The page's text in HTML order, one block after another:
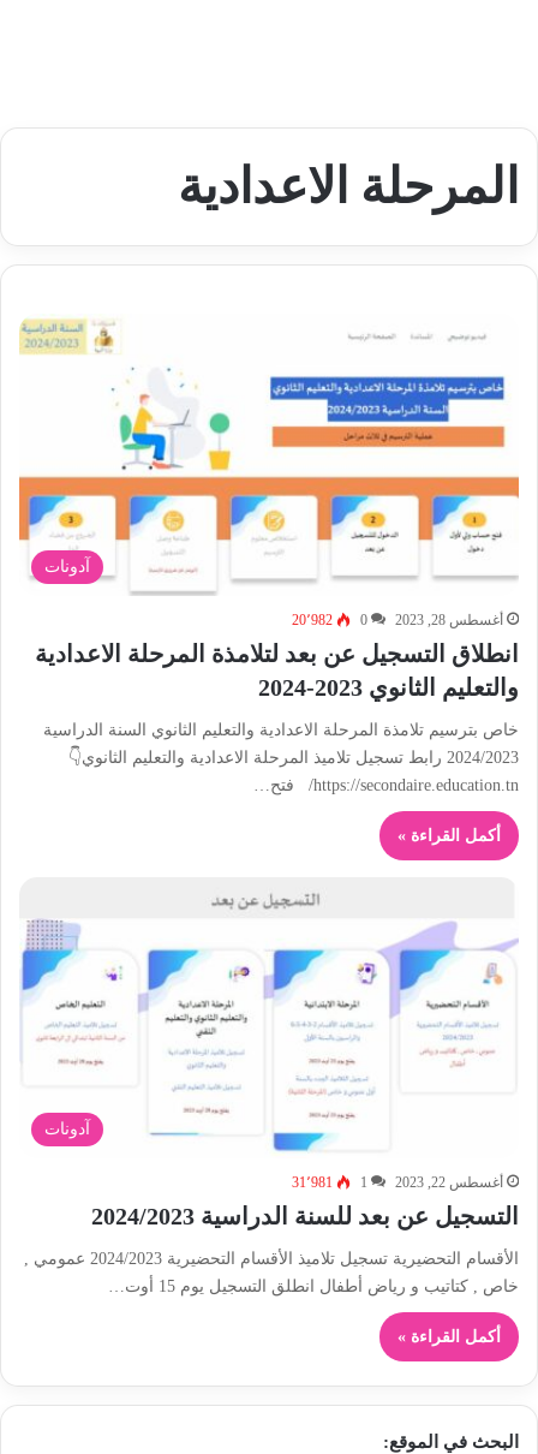
المرحلة الاعدادية
آدونات
أغسطس 28, 2023 0 20٬982
انطلاق التسجيل عن بعد لتلامذة المرحلة الاعدادية
والتعليم الثانوي 2023-2024
خاص بترسيم تلامذة المرحلة الاعدادية والتعليم الثانوي السنة الدراسية
2024/2023 رابط تسجيل تلاميذ المرحلة الاعدادية والتعليم الثانوي👇
https://secondaire.education.tn/ فتح…
أكمل القراءة »
آدونات
أغسطس 22, 2023 1 31٬981
التسجيل عن بعد للسنة الدراسية 2024/2023
الأقسام التحضيرية تسجيل تلاميذ الأقسام التحضيرية 2024/2023 عمومي ,
خاص , كتاتيب و رياض أطفال انطلق التسجيل يوم 15 أوت…
أكمل القراءة »
البحث في الموقع: